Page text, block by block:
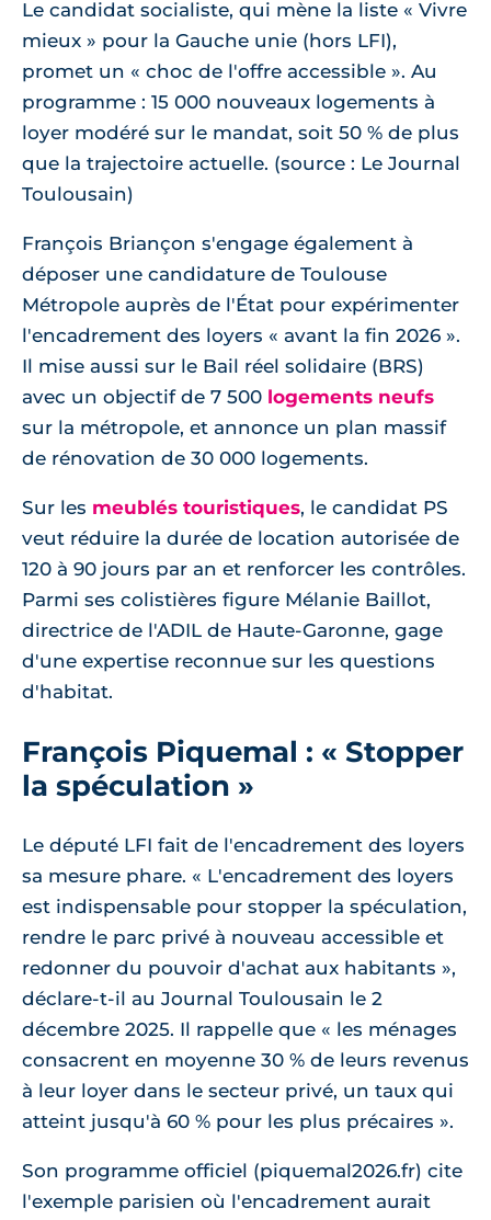
Le candidat socialiste, qui mène la liste « Vivre
mieux » pour la Gauche unie (hors LFI),
promet un « choc de l'offre accessible ». Au
programme : 15 000 nouveaux logements à
loyer modéré sur le mandat, soit 50 % de plus
que la trajectoire actuelle. (source : Le Journal
Toulousain)
François Briançon s'engage également à
déposer une candidature de Toulouse
Métropole auprès de l'État pour expérimenter
l'encadrement des loyers « avant la fin 2026 ».
Il mise aussi sur le Bail réel solidaire (BRS)
avec un objectif de 7 500 logements neufs
sur la métropole, et annonce un plan massif
de rénovation de 30 000 logements.
Sur les meublés touristiques, le candidat PS
veut réduire la durée de location autorisée de
120 à 90 jours par an et renforcer les contrôles.
Parmi ses colistières figure Mélanie Baillot,
directrice de l'ADIL de Haute-Garonne, gage
d'une expertise reconnue sur les questions
d'habitat.
François Piquemal : « Stopper
la spéculation »
Le député LFI fait de l'encadrement des loyers
sa mesure phare. « L'encadrement des loyers
est indispensable pour stopper la spéculation,
rendre le parc privé à nouveau accessible et
redonner du pouvoir d'achat aux habitants »,
déclare-t-il au Journal Toulousain le 2
décembre 2025. Il rappelle que « les ménages
consacrent en moyenne 30 % de leurs revenus
à leur loyer dans le secteur privé, un taux qui
atteint jusqu'à 60 % pour les plus précaires ».
Son programme officiel (piquemal2026.fr) cite
l'exemple parisien où l'encadrement aurait